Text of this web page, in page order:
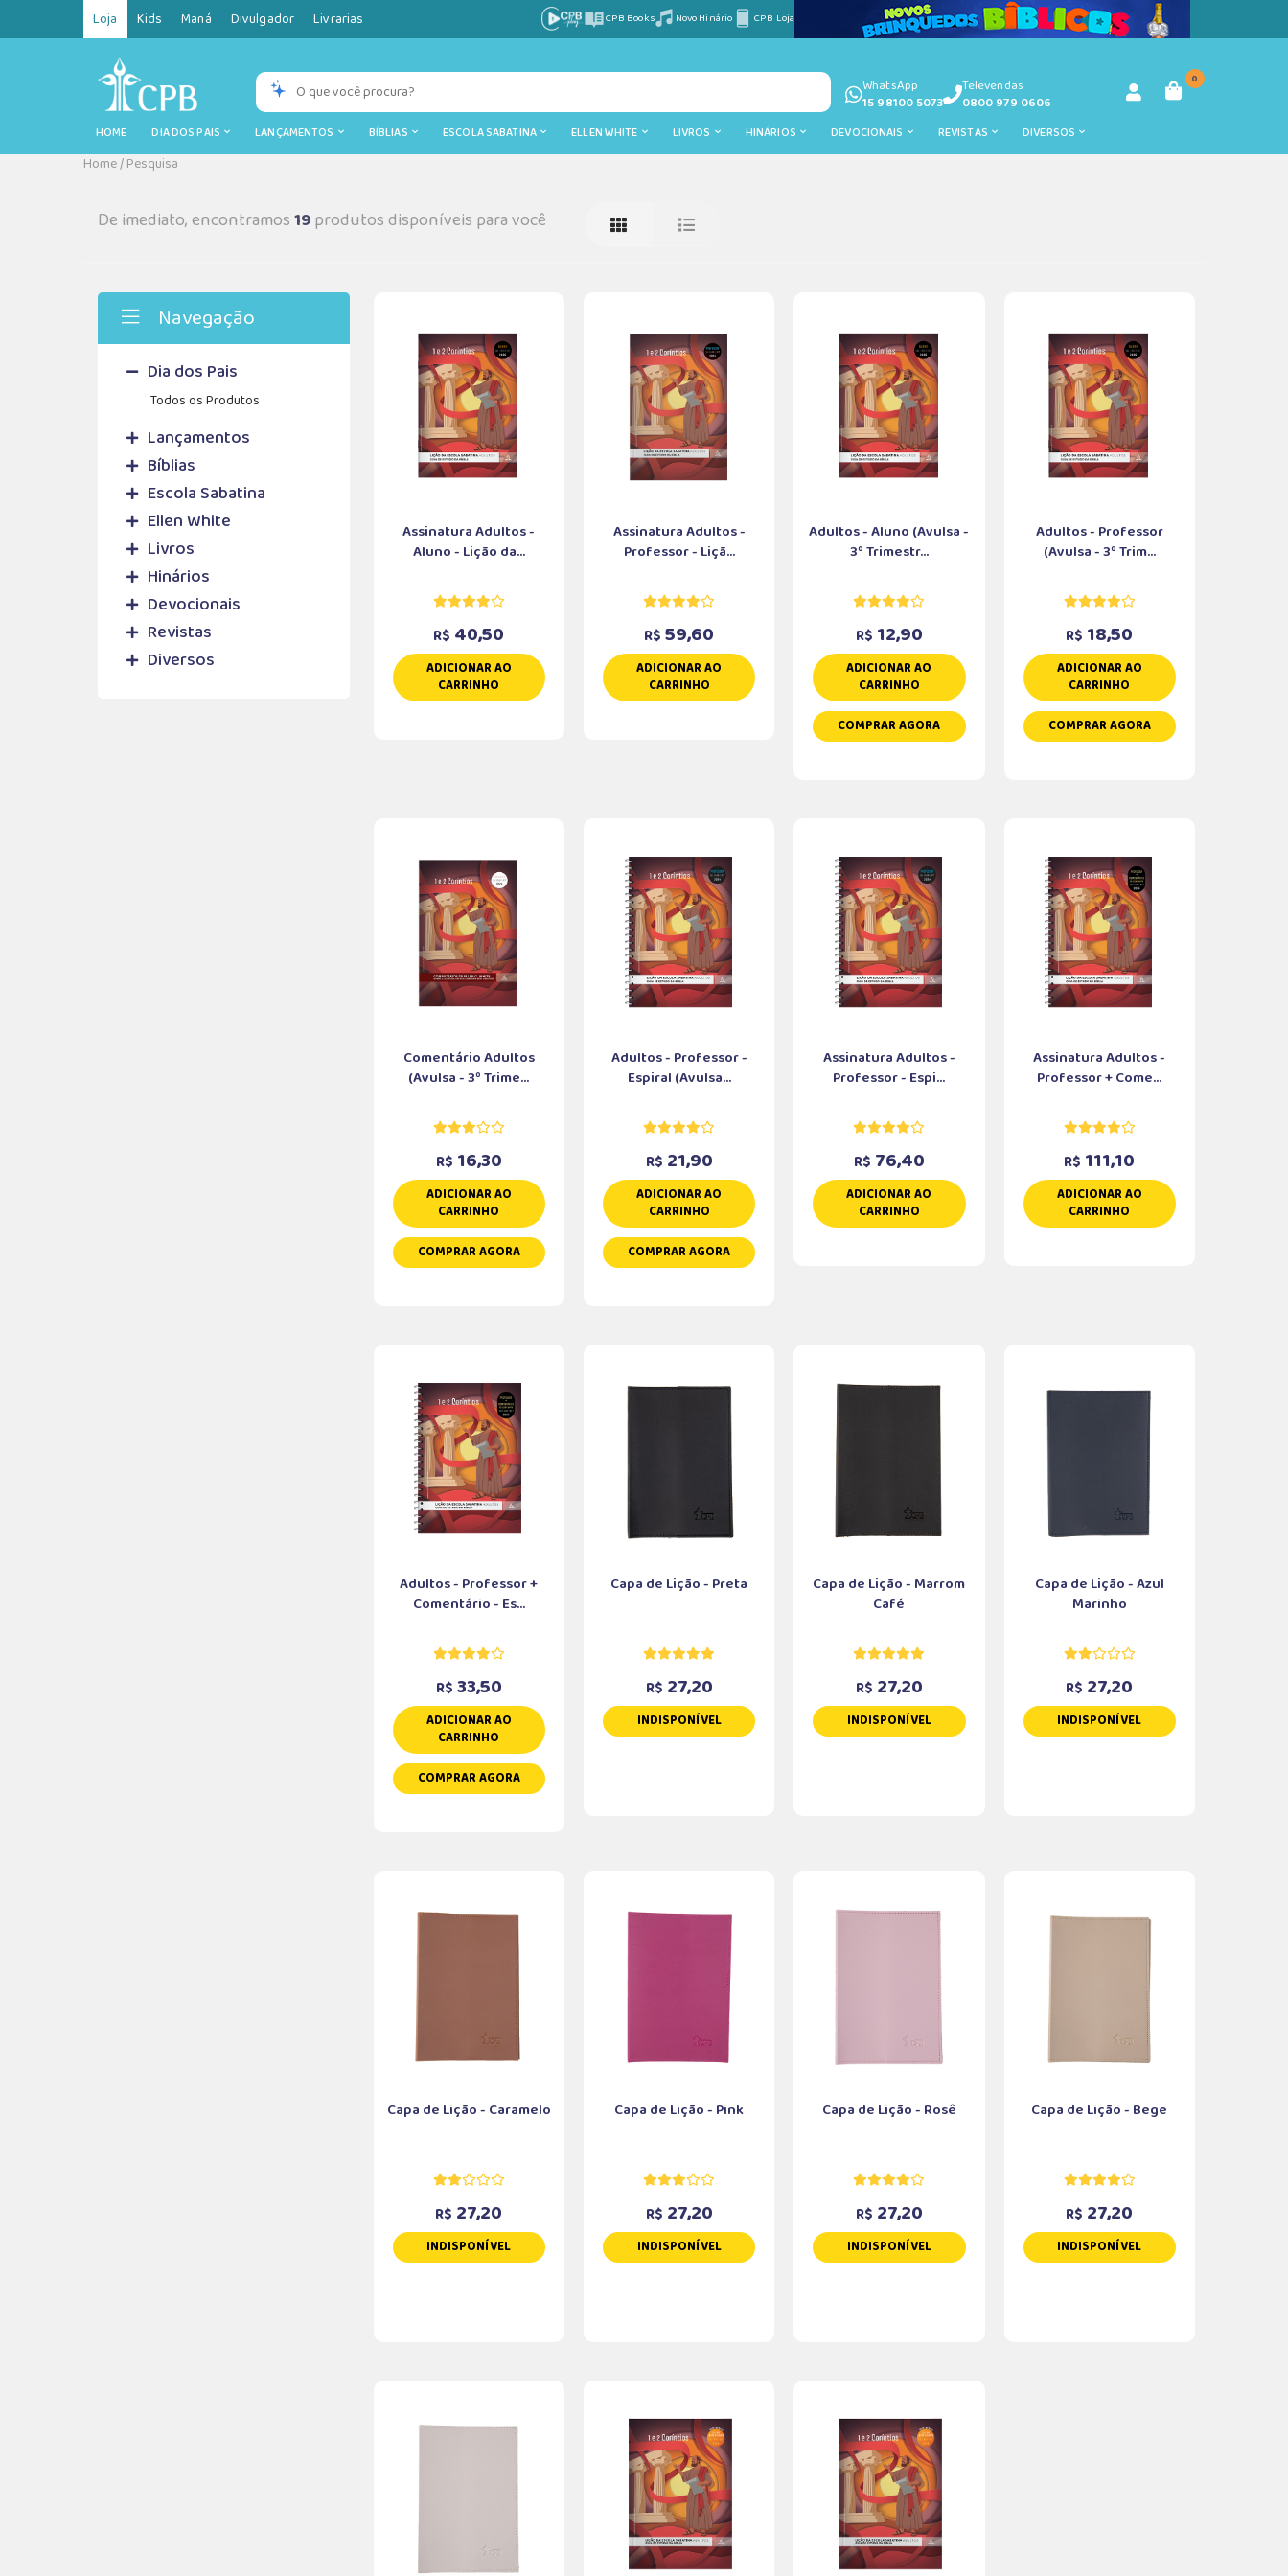
Loja Kids Maná Divulgador Livrarias CPB Books Novo Hinário CPB Loja
WhatsApp
15 98100 5073
Televendas
0800 979 0606
0
HOME DIA DOS PAIS LANÇAMENTOS BÍBLIAS ESCOLA SABATINA ELLEN WHITE LIVROS HINÁRIOS DEVOCIONAIS REVISTAS DIVERSOS
Home/Pesquisa
De imediato, encontramos19produtos disponíveis para você
Navegação
Dia dos Pais
Todos os Produtos
Lançamentos
Bíblias
Escola Sabatina
Ellen White
Livros
Hinários
Devocionais
Revistas
Diversos
Assinatura Adultos -
Aluno - Lição da...
R$ 40,50
ADICIONAR AO
CARRINHO
Assinatura Adultos -
Professor - Liçã...
R$ 59,60
ADICIONAR AO
CARRINHO
Adultos - Aluno (Avulsa -
3º Trimestr...
R$ 12,90
ADICIONAR AO
CARRINHO
COMPRAR AGORA
Adultos - Professor
(Avulsa - 3º Trim...
R$ 18,50
ADICIONAR AO
CARRINHO
COMPRAR AGORA
Comentário Adultos
(Avulsa - 3º Trime...
R$ 16,30
ADICIONAR AO
CARRINHO
COMPRAR AGORA
Adultos - Professor -
Espiral (Avulsa...
R$ 21,90
ADICIONAR AO
CARRINHO
COMPRAR AGORA
Assinatura Adultos -
Professor - Espi...
R$ 76,40
ADICIONAR AO
CARRINHO
Assinatura Adultos -
Professor + Come...
R$ 111,10
ADICIONAR AO
CARRINHO
Adultos - Professor +
Comentário - Es...
R$ 33,50
ADICIONAR AO
CARRINHO
COMPRAR AGORA
Capa de Lição - Preta
R$ 27,20
INDISPONÍVEL
Capa de Lição - Marrom
Café
R$ 27,20
INDISPONÍVEL
Capa de Lição - Azul
Marinho
R$ 27,20
INDISPONÍVEL
Capa de Lição - Caramelo
R$ 27,20
INDISPONÍVEL
Capa de Lição - Pink
R$ 27,20
INDISPONÍVEL
Capa de Lição - Rosê
R$ 27,20
INDISPONÍVEL
Capa de Lição - Bege
R$ 27,20
INDISPONÍVEL